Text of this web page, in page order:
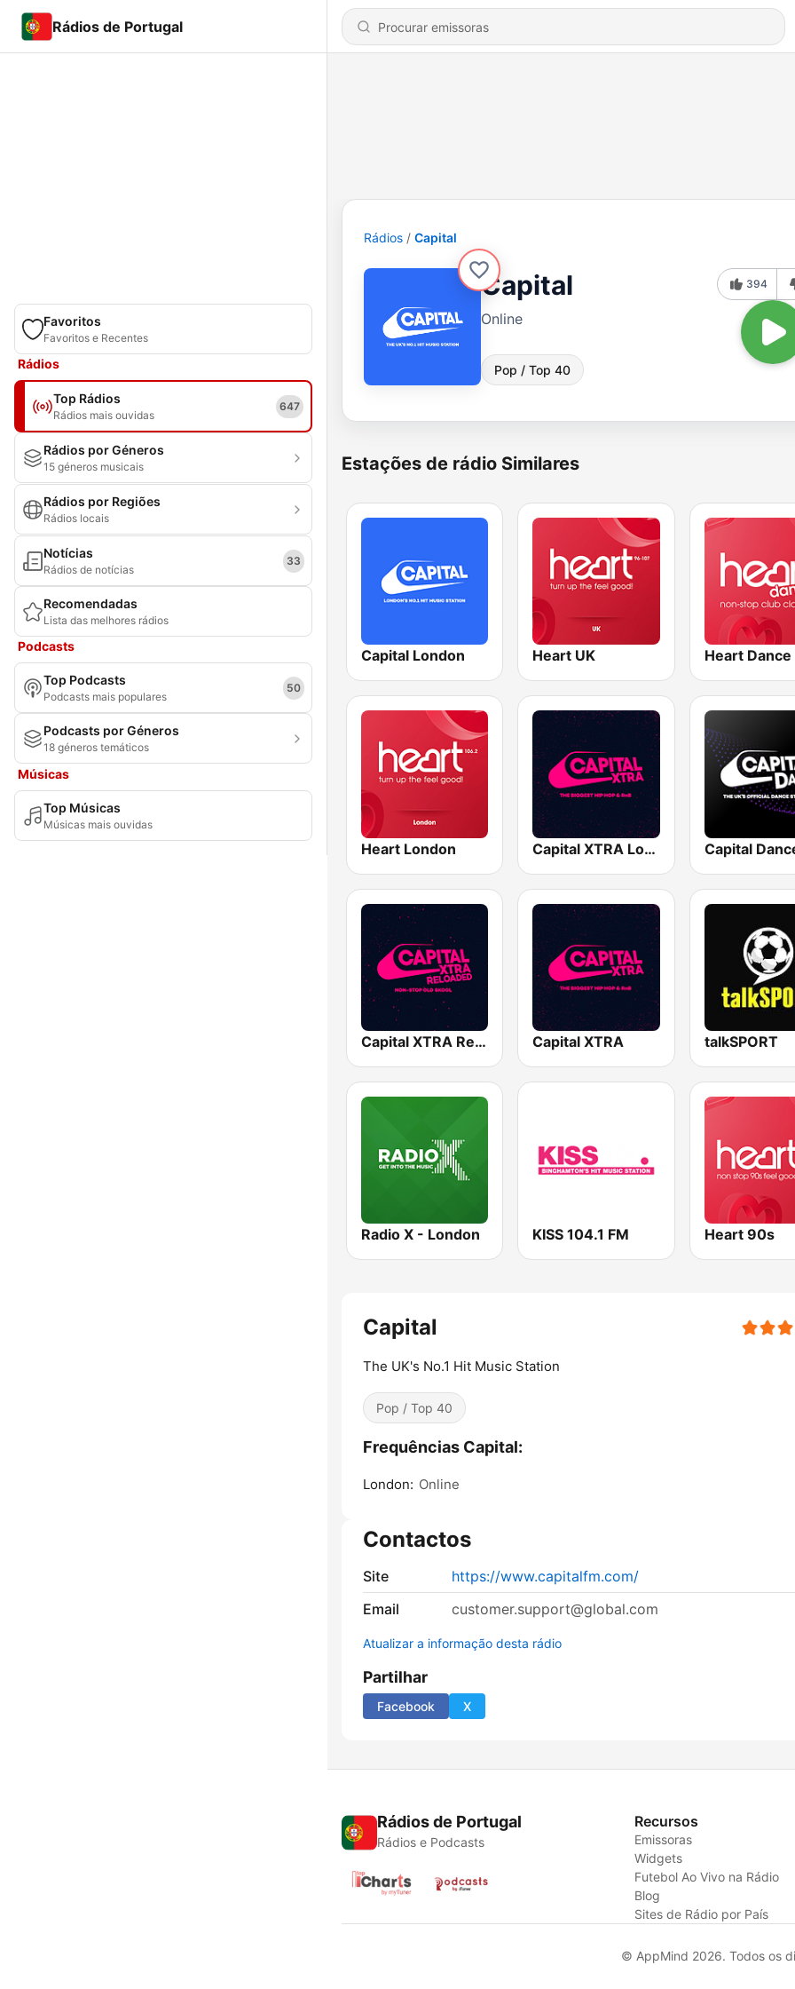
Rádios de Portugal
Favoritos
Favoritos e Recentes
Rádios
Top Rádios
Rádios mais ouvidas
647
Rádios por Géneros
15 géneros musicais
Rádios por Regiões
Rádios locais
Notícias
Rádios de notícias
33
Recomendadas
Lista das melhores rádios
Podcasts
Top Podcasts
Podcasts mais populares
50
Podcasts por Géneros
18 géneros temáticos
Músicas
Top Músicas
Músicas mais ouvidas
Rádios Capital
Capital
Online
Pop / Top 40
394
Estações de rádio Similares
Capital London Heart UK Heart Dance
Heart London Capital XTRA London Capital
Capital XTRA Reloaded Capital XTRA talkSPORT
Radio X - London KISS 104.1 FM Heart 90s
Capital
The UK's No.1 Hit Music Station
Pop / Top 40
Frequências Capital:
London: Online
Contactos
Site
https://www.capitalfm.com/
Email
customer.support@global.com
Atualizar a informação desta rádio
Partilhar
Facebook X
Rádios de Portugal
Rádios e Podcasts
Recursos
Emissoras
Widgets
Futebol Ao Vivo na Rádio
Blog
Sites de Rádio por País
© AppMind 2026. Todos os